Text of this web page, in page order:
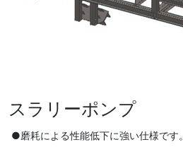
スラリーポンプ
●磨耗による性能低下に強い仕様です。